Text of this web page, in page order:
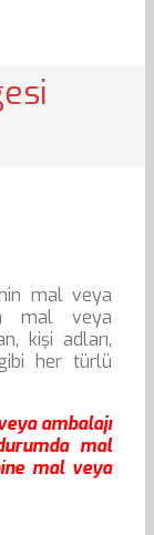
mal veya
mal veya
kişi adları,
her türlü
ambalajı
mal
mal veya